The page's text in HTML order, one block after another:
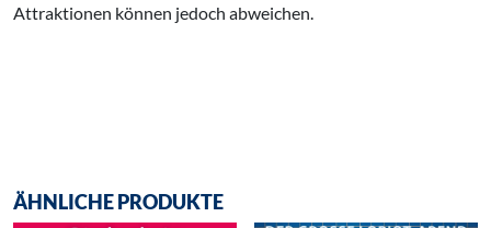
Attraktionen können jedoch abweichen.
ÄHNLICHE PRODUKTE